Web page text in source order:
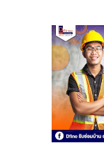
ร่วมงานกั
MAP
บริการข
บริการเ